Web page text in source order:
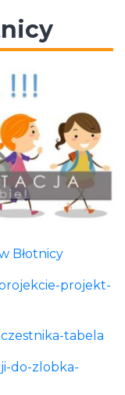
Błotnicy
projekt-
tabela
do-zlobka-